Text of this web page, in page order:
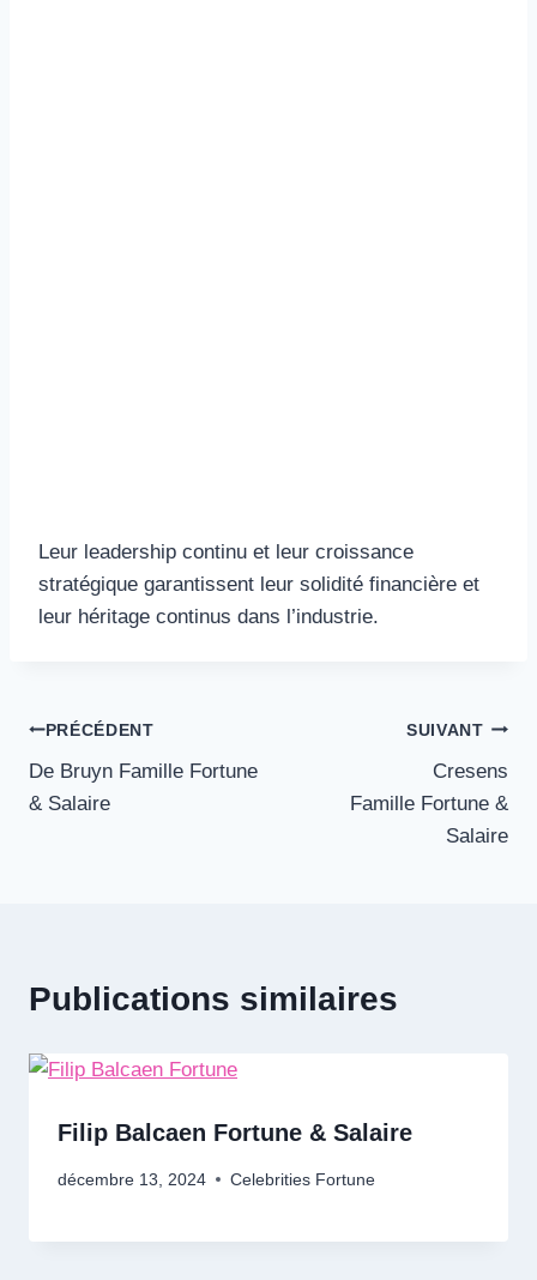
Leur leadership continu et leur croissance
stratégique garantissent leur solidité financière et
leur héritage continus dans l’industrie.
Navigation
de
PRÉCÉDENT
De Bruyn Famille Fortune
& Salaire
SUIVANT
Cresens
Famille Fortune &
Salaire
Publications similaires
Filip Balcaen Fortune & Salaire
décembre 13, 2024 Celebrities Fortune